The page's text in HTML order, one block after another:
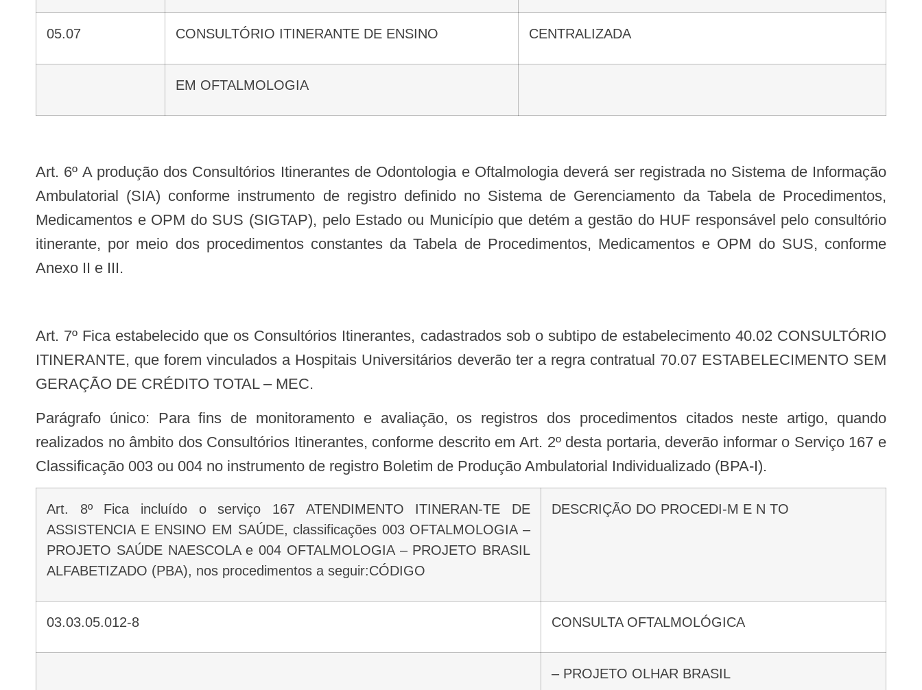
05.07 CONSULTÓRIO ITINERANTE DE ENSINO CENTRALIZADA
EM OFTALMOLOGIA
Art. 6º A produção dos Consultórios Itinerantes de Odontologia e Oftalmologia deverá ser registrada no Sistema de Informação
Ambulatorial (SIA) conforme instrumento de registro definido no Sistema de Gerenciamento da Tabela de Procedimentos,
Medicamentos e OPM do SUS (SIGTAP), pelo Estado ou Município que detém a gestão do HUF responsável pelo consultório
itinerante, por meio dos procedimentos constantes da Tabela de Procedimentos, Medicamentos e OPM do SUS, conforme
Anexo II e III.
Art. 7º Fica estabelecido que os Consultórios Itinerantes, cadastrados sob o subtipo de estabelecimento 40.02 CONSULTÓRIO
ITINERANTE, que forem vinculados a Hospitais Universitários deverão ter a regra contratual 70.07 ESTABELECIMENTO SEM
GERAÇÃO DE CRÉDITO TOTAL – MEC.
Parágrafo único: Para fins de monitoramento e avaliação, os registros dos procedimentos citados neste artigo, quando
realizados no âmbito dos Consultórios Itinerantes, conforme descrito em Art. 2º desta portaria, deverão informar o Serviço 167 e
Classificação 003 ou 004 no instrumento de registro Boletim de Produção Ambulatorial Individualizado (BPA-I).
Art. 8º Fica incluído o serviço 167 ATENDIMENTO ITINERAN-TE DE
ASSISTENCIA E ENSINO EM SAÚDE, classificações 003 OFTALMOLOGIA –
PROJETO SAÚDE NAESCOLA e 004 OFTALMOLOGIA – PROJETO BRASIL
ALFABETIZADO (PBA), nos procedimentos a seguir:CÓDIGO
DESCRIÇÃO DO PROCEDI-M E N TO
03.03.05.012-8 CONSULTA OFTALMOLÓGICA
– PROJETO OLHAR BRASIL